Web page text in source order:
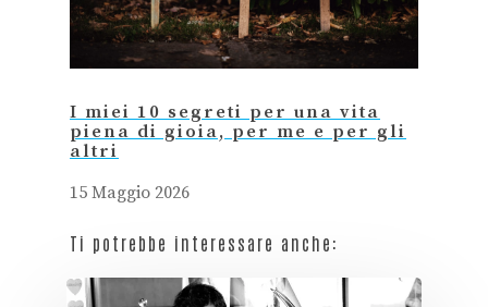
I miei 10 segreti per una vita
piena di gioia, per me e per gli
altri
15 Maggio 2026
Ti potrebbe interessare anche: